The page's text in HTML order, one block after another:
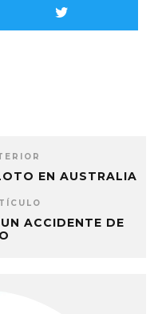
EN AUSTRALIA
ACCIDENTE DE